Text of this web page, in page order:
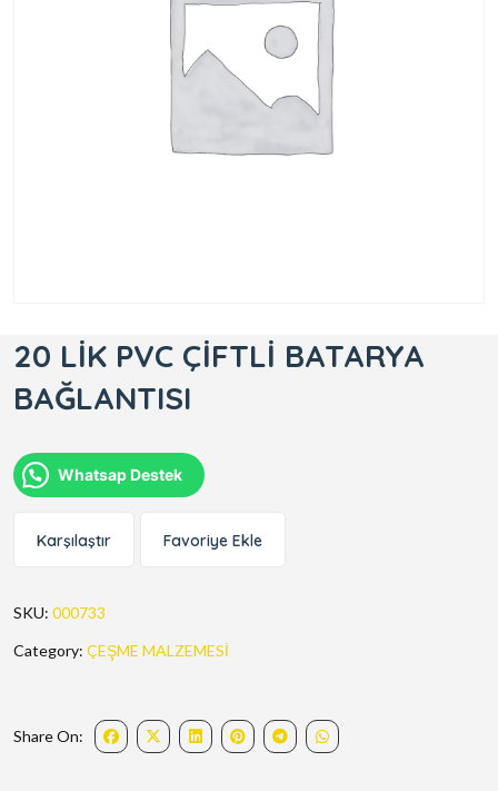
20 LİK PVC ÇİFTLİ BATARYA
BAĞLANTISI
Whatsap Destek
Karşılaştır Favoriye Ekle
SKU: 000733
Category: ÇEŞME MALZEMESİ
Share On: